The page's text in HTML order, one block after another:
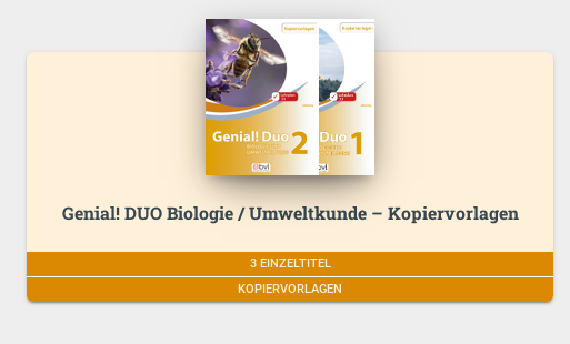
Genial! DUO Biologie / Umweltkunde – Kopiervorlagen
3 EINZELTITEL
KOPIERVORLAGEN